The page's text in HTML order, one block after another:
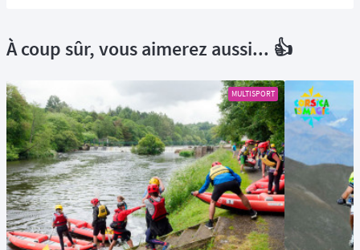
À coup sûr, vous aimerez aussi... 👍
MULTISPORT